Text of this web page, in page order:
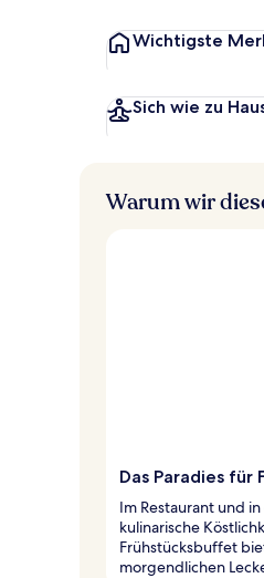
Wichtigste
Sich wie zu
Warum wir
Das Paradies für
Im Restaurant und
kulinarische
Frühstücksbuffet
morgendlichen